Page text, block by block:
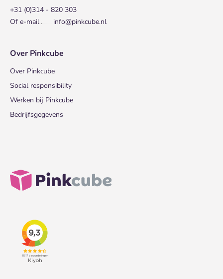
+31 (0)314 - 820 303
Of e-mail
info@pinkcube.nl
Over Pinkcube
Over Pinkcube
Social responsibility
Werken bij Pinkcube
Bedrijfsgegevens